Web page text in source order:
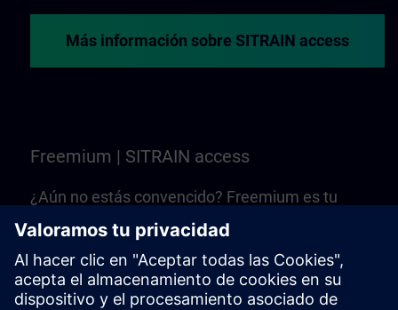
Más información sobre SITRAIN access
Freemium | SITRAIN access
¿Aún no estás convencido? Freemium es tu
punto de partida para conocer una selección de
formaciones y cursos web de SITRAIN access.
¡Es gratuito, no se necesita Learning
Membership!